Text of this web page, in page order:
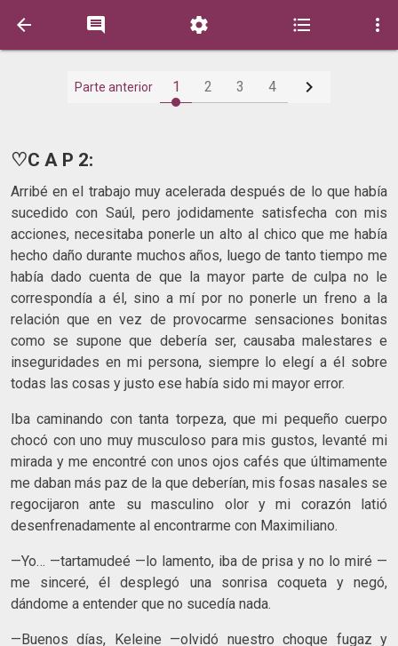
    
Parte anterior 1 2 3 4 
♡C A P 2:
Arribé en el trabajo muy acelerada después de lo que había
sucedido con Saúl, pero jodidamente satisfecha con mis
acciones, necesitaba ponerle un alto al chico que me había
hecho daño durante muchos años, luego de tanto tiempo me
había dado cuenta de que la mayor parte de culpa no le
correspondía a él, sino a mí por no ponerle un freno a la
relación que en vez de provocarme sensaciones bonitas
como se supone que debería ser, causaba malestares e
inseguridades en mi persona, siempre lo elegí a él sobre
todas las cosas y justo ese había sido mi mayor error.
Iba caminando con tanta torpeza, que mi pequeño cuerpo
chocó con uno muy musculoso para mis gustos, levanté mi
mirada y me encontré con unos ojos cafés que últimamente
me daban más paz de la que deberían, mis fosas nasales se
regocijaron ante su masculino olor y mi corazón latió
desenfrenadamente al encontrarme con Maximiliano.
—Yo… —tartamudeé —lo lamento, iba de prisa y no lo miré —
me sinceré, él desplegó una sonrisa coqueta y negó,
dándome a entender que no sucedía nada.
—Buenos días, Keleine —olvidó nuestro choque fugaz y